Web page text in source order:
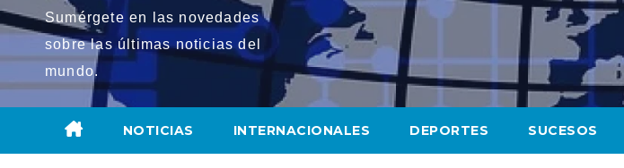
Sumérgete en las novedades
sobre las últimas noticias del
mundo.
NOTICIAS INTERNACIONALES DEPORTES SUCESOS